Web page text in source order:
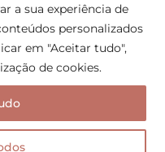
a sua experiência de
personalizados
em "Aceitar tudo",
de cookies.
seguro viagem Ásia,
Covid-19está dando
ao contratar a proteção
na verdade, o
médicas e